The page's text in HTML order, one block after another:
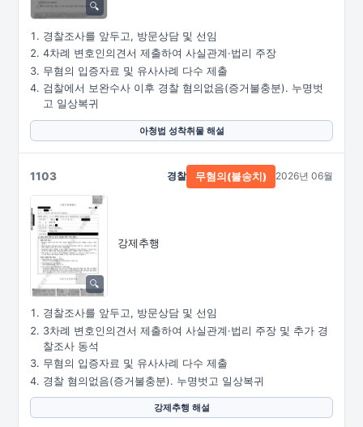
경찰조사를 앞두고, 방문상담 및 선임
4차례 변호인의견서 제출하여 사실관계·법리 주장
무혐의 입증자료 및 유사사례 다수 제출
검찰에서 보완수사 이후 경찰 혐의없음(증거불충분). 누명벗
고 일상복귀
아청법 성착취물 해설
1103
강제추행
경찰 무혐의(불송치) 2026년 06월
경찰조사를 앞두고, 방문상담 및 선임
3차례 변호인의견서 제출하여 사실관계·법리 주장 및 추가 경
찰조사 동석
무혐의 입증자료 및 유사사례 다수 제출
경찰 혐의없음(증거불충분). 누명벗고 일상복귀
강제추행 해설